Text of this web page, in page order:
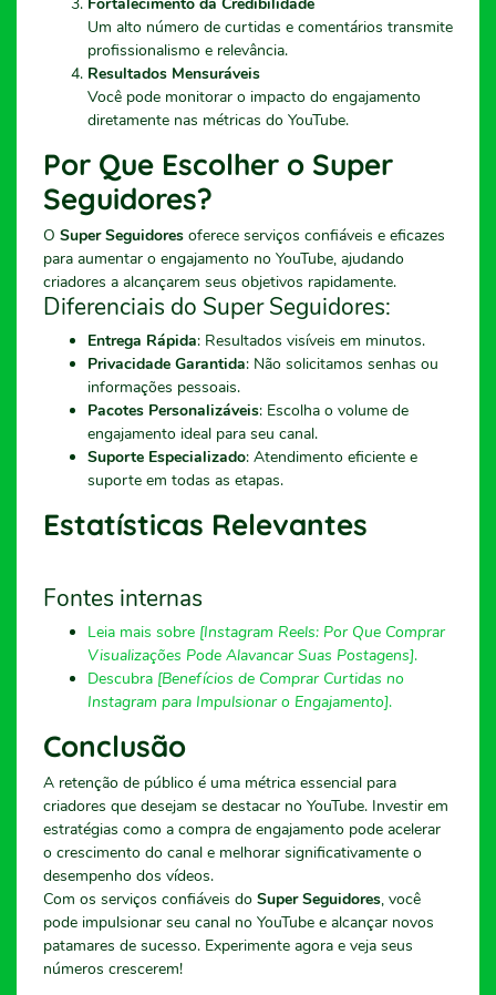
Um alto número de curtidas e comentários transmite
profissionalismo e relevância.
Resultados Mensuráveis
Você pode monitorar o impacto do engajamento
diretamente nas métricas do YouTube.
Por Que Escolher o Super
Seguidores?
O Super Seguidores oferece serviços confiáveis e eficazes
para aumentar o engajamento no YouTube, ajudando
criadores a alcançarem seus objetivos rapidamente.
Diferenciais do Super Seguidores:
Entrega Rápida: Resultados visíveis em minutos.
Privacidade Garantida: Não solicitamos senhas ou
informações pessoais.
Pacotes Personalizáveis: Escolha o volume de
engajamento ideal para seu canal.
Suporte Especializado: Atendimento eficiente e
suporte em todas as etapas.
Estatísticas Relevantes
Fontes internas
Leia mais sobre [Instagram Reels: Por Que Comprar
Visualizações Pode Alavancar Suas Postagens].
Descubra [Benefícios de Comprar Curtidas no
Instagram para Impulsionar o Engajamento].
Conclusão
A retenção de público é uma métrica essencial para
criadores que desejam se destacar no YouTube. Investir em
estratégias como a compra de engajamento pode acelerar
o crescimento do canal e melhorar significativamente o
desempenho dos vídeos.
Com os serviços confiáveis do Super Seguidores, você
pode impulsionar seu canal no YouTube e alcançar novos
patamares de sucesso. Experimente agora e veja seus
números crescerem!